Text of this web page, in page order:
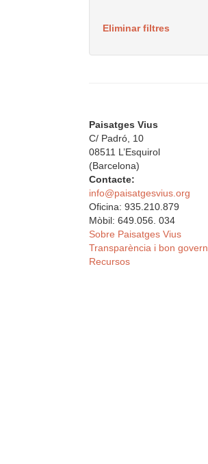
Eliminar filtres
Paisatges Vius
C/ Padró, 10
08511 L’Esquirol
(Barcelona)
Contacte:
info@paisatgesvius.org
Oficina: 935.210.879
Mòbil: 649.056. 034
Sobre Paisatges Vius
Transparència i bon govern
Recursos